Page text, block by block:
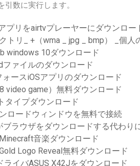
引数に実行します。
プリをairtvプレーヤーにダウンロー
クトリ_ +（wma _ jpg _ bmp） _個
windows 10ダウンロード
ファイルのダウンロード
ォースiOSアプリのダウンロード
video game）無料ダウンロード
タイプダウンロード
ロードウィンドウを無料で接続
ブラウザをダウンロードする代わり
音楽ダウンロード
Logo Reveal無料ダウンロード
ライバASUS X42Jをダウンロード